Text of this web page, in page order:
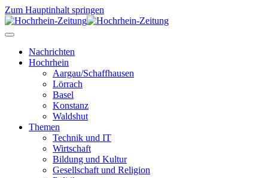
Zum Hauptinhalt springen
Nachrichten
Hochrhein
Aargau/Schaffhausen
Lörrach
Basel
Konstanz
Waldshut
Themen
Technik und IT
Wirtschaft
Bildung und Kultur
Gesellschaft und Religion